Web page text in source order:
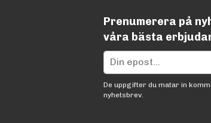
Prenumerera på
våra bästa
De uppgifter du matar in
nyhetsbrev.